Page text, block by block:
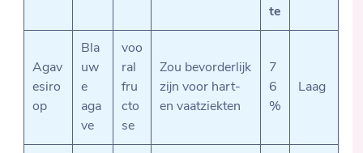
te
Agav
esiro
op
Bla
uw
e
aga
ve
voo
ral
fru
cto
se
Zou bevorderlijk
zijn voor hart-
en vaatziekten
7
6
%
Laag